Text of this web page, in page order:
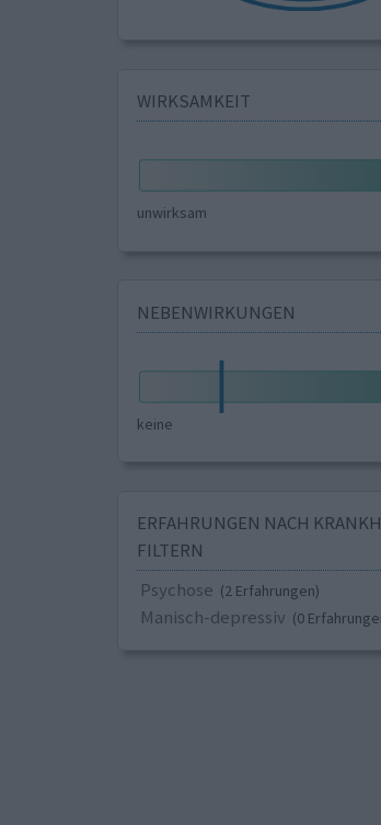
WIRKSAMKEIT
unwirksam
NEBENWIRKUNGEN
keine
ERFAHRUNGEN NACH
FILTERN
Psychose (2 Erfahrungen)
Manisch-depressiv (0